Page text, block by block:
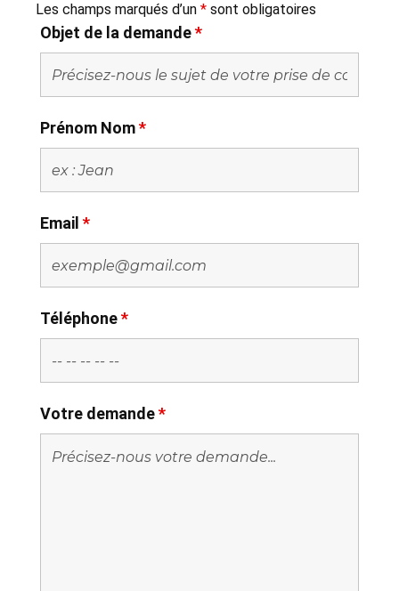
Les champs marqués d’un * sont obligatoires
Objet de la demande*
Prénom Nom*
Email *
Téléphone*
Votre demande*